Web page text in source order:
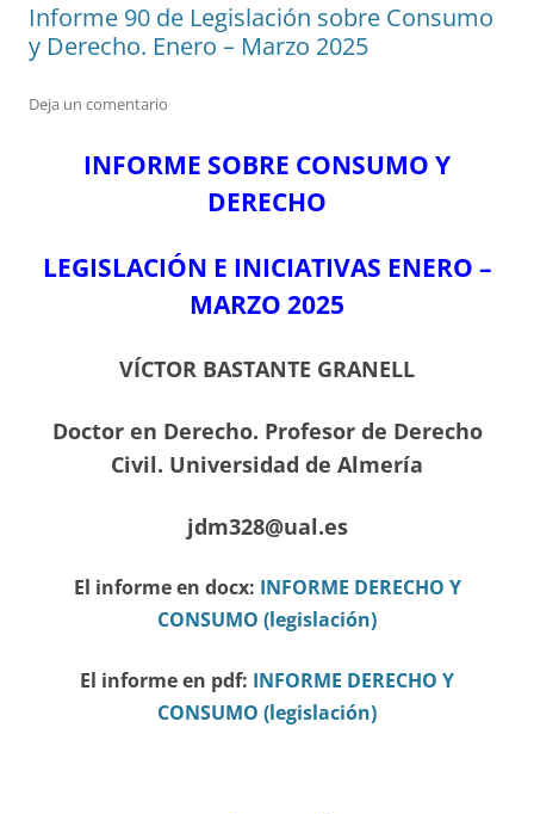
Informe 90 de Legislación sobre Consumo
y Derecho. Enero – Marzo 2025
Deja un comentario
INFORME SOBRE CONSUMO Y
DERECHO
LEGISLACIÓN E INICIATIVAS ENERO –
MARZO 2025
VÍCTOR BASTANTE GRANELL
Doctor en Derecho. Profesor de Derecho
Civil. Universidad de Almería
jdm328@ual.es
El informe en docx: INFORME DERECHO Y
CONSUMO (legislación)
El informe en pdf: INFORME DERECHO Y
CONSUMO (legislación)